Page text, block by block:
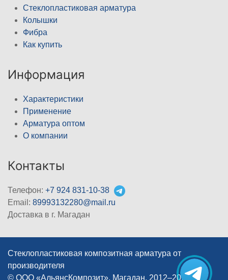
Стеклопластиковая арматура
Колышки
Фибра
Как купить
Информация
Характеристики
Применение
Арматура оптом
О компании
Контакты
Телефон: +7 924 831-10-38
Email: 89993132280@mail.ru
Доставка в г. Магадан
Стеклопластиковая композитная арматура от
производителя
© ООО «АльянсКомпозит», Магадан, 2012–2026